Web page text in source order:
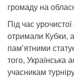
громаду на
Під час
отримали Кубки, а
пам’ятними
того, Українська
учасникам